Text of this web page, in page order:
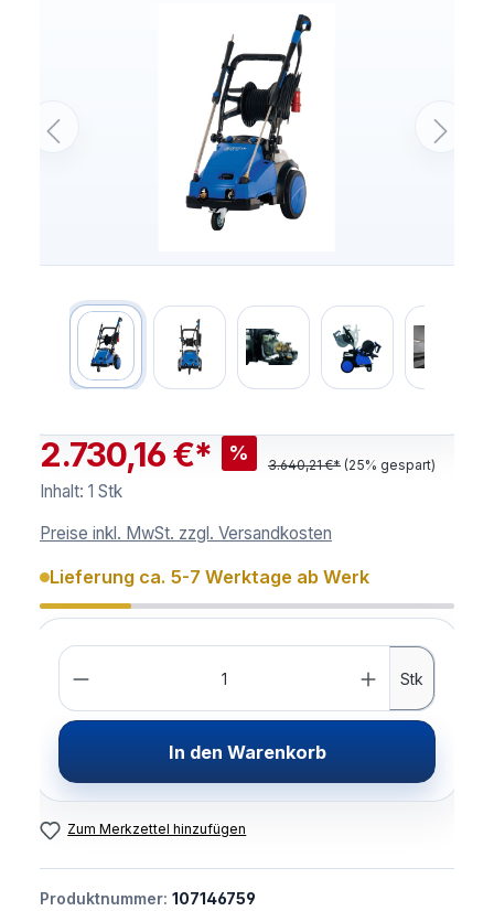
2.730,16 €* %
3.640,21 €* (25% gespart)
Inhalt: 1 Stk
Preise inkl. MwSt. zzgl. Versandkosten
Lieferung ca. 5-7 Werktage ab Werk
Anzahl
Stk
In den Warenkorb
Zum Merkzettel hinzufügen
Produktnummer: 107146759